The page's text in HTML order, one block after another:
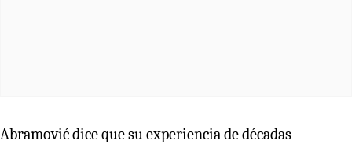
Abramović dice que su experiencia de décadas